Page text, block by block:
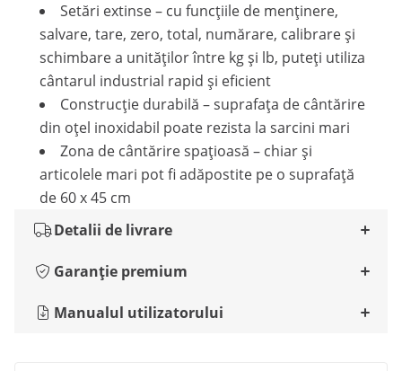
Setări extinse – cu funcțiile de menținere,
salvare, tare, zero, total, numărare, calibrare și
schimbare a unităților între kg și lb, puteți utiliza
cântarul industrial rapid și eficient
Construcție durabilă – suprafața de cântărire
din oțel inoxidabil poate rezista la sarcini mari
Zona de cântărire spațioasă – chiar și
articolele mari pot fi adăpostite pe o suprafață
de 60 x 45 cm
Detalii de livrare
Garanție premium
Manualul utilizatorului